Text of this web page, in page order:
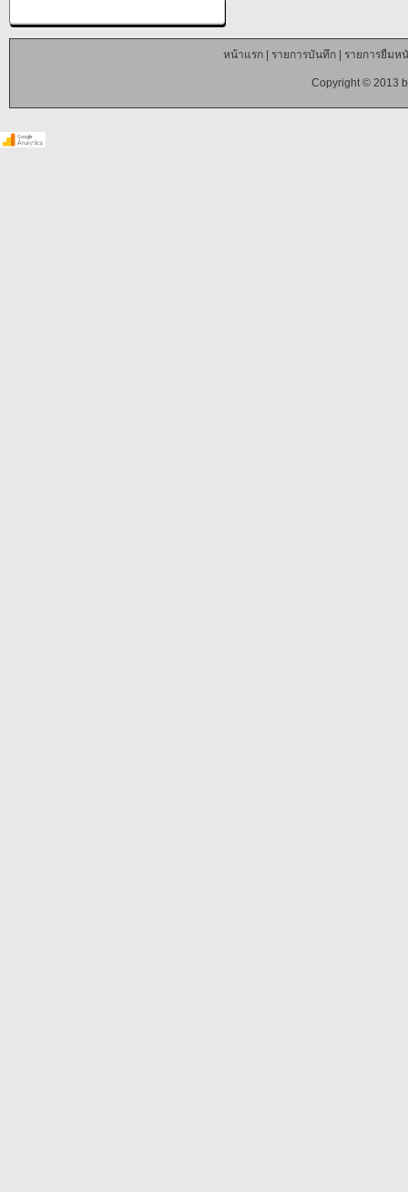
หน้าแรก| รายการบันทึก| รายการยืมห
Copyright © 2013